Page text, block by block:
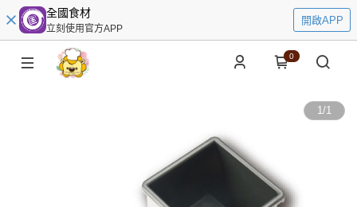
全國食材
立刻使用官方APP
開啟APP
0
1/1